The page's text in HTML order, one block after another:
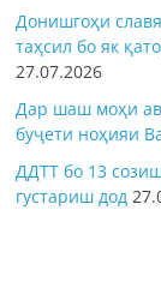
Донишгоҳи
таҳсил бо як
27.07.2026
Дар шаш моҳи
буҷети ноҳияи
ДДТТ бо 13
густариш дод